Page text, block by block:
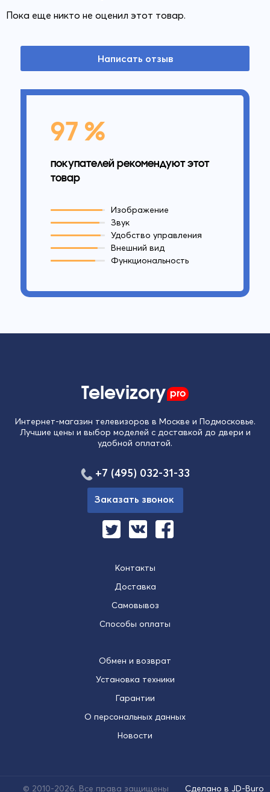
Пока еще никто не оценил этот товар.
Написать отзыв
97 %
покупателей рекомендуют этот
товар
Изображение
Звук
Удобство управления
Внешний вид
Функциональность
Televizory pro
Интернет-магазин телевизоров в Москве и Подмосковье.
Лучшие цены и выбор моделей с доставкой до двери и
удобной оплатой.
Контакты
Доставка
Самовывоз
Способы оплаты
Обмен и возврат
Установка техники
Гарантии
О персональных данных
Новости
+7 (495) 032-31-33
Заказать звонок
© 2010-2026. Все права защищены Сделано в JD-Buro